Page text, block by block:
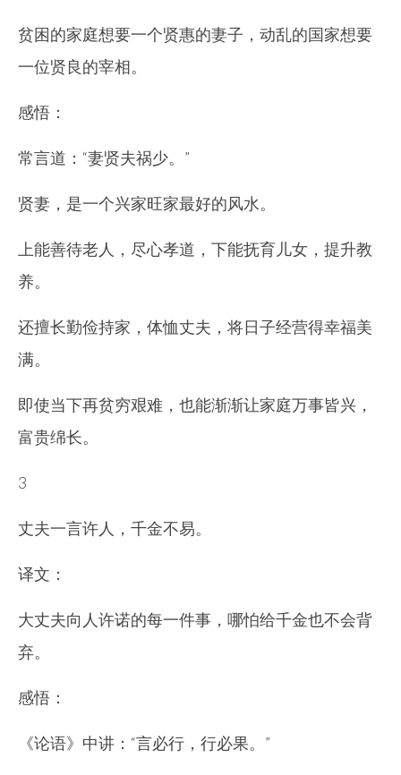
贫困的家庭想要一个贤惠的妻子，动乱的国家想要
一位贤良的宰相。
感悟：
常言道：“妻贤夫祸少。”
贤妻，是一个兴家旺家最好的风水。
上能善待老人，尽心孝道，下能抚育儿女，提升教
养。
还擅长勤俭持家，体恤丈夫，将日子经营得幸福美
满。
即使当下再贫穷艰难，也能渐渐让家庭万事皆兴，
富贵绵长。
3
丈夫一言许人，千金不易。
译文：
大丈夫向人许诺的每一件事，哪怕给千金也不会背
弃。
感悟：
《论语》中讲：“言必行，行必果。”